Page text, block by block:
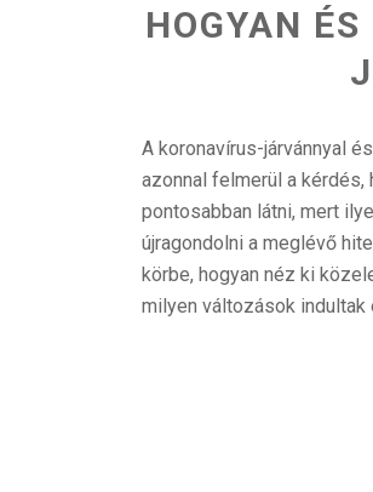
HOGYAN
A koronavírus-járvánnyal
azonnal felmerül a
pontosabban látni, mert
újragondolni a meglévő
körbe, hogyan néz ki
milyen változások indultak